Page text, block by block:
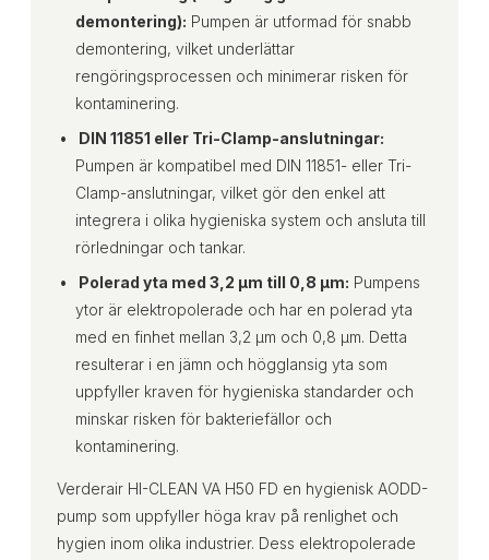
demontering): Pumpen är utformad för snabb
demontering, vilket underlättar
rengöringsprocessen och minimerar risken för
kontaminering.
DIN 11851 eller Tri-Clamp-anslutningar:
Pumpen är kompatibel med DIN 11851- eller Tri-
Clamp-anslutningar, vilket gör den enkel att
integrera i olika hygieniska system och ansluta till
rörledningar och tankar.
Polerad yta med 3,2 µm till 0,8 µm: Pumpens
ytor är elektropolerade och har en polerad yta
med en finhet mellan 3,2 µm och 0,8 µm. Detta
resulterar i en jämn och högglansig yta som
uppfyller kraven för hygieniska standarder och
minskar risken för bakteriefällor och
kontaminering.
Verderair HI-CLEAN VA H50 FD en hygienisk AODD-
pump som uppfyller höga krav på renlighet och
hygien inom olika industrier. Dess elektropolerade